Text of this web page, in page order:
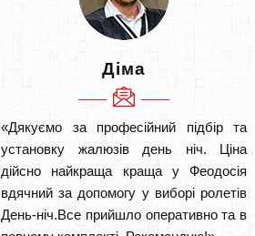
Діма
«Дякуємо за професійний підбір та
установку жалюзів день ніч. Ціна
дійсно найкраща краща у Феодосія
вдячний за допомогу у виборі ролетів
День-ніч.Все прийшло оперативно та в